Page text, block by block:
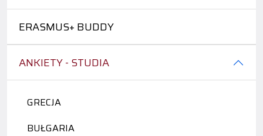
ERASMUS+ BUDDY
ANKIETY - STUDIA
GRECJA
BUŁGARIA